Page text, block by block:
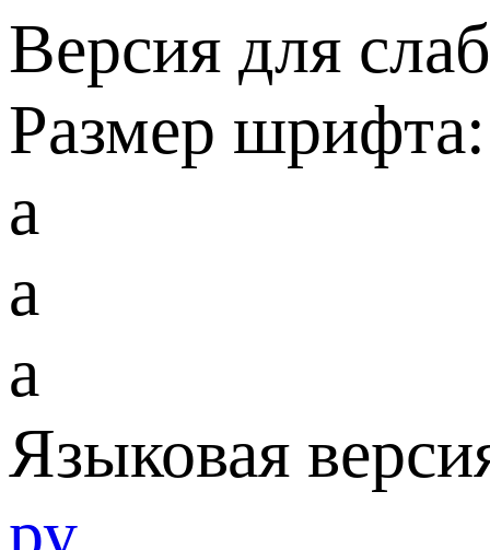
Версия для
Размер шрифта:
a
a
a
Языковая
ру